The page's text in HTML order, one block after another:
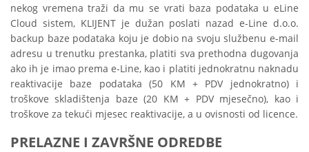
nekog vremena traži da mu se vrati baza podataka u eLine
Cloud sistem, KLIJENT je dužan poslati nazad e-Line d.o.o.
backup baze podataka koju je dobio na svoju službenu e-mail
adresu u trenutku prestanka, platiti sva prethodna dugovanja
ako ih je imao prema e-Line, kao i platiti jednokratnu naknadu
reaktivacije baze podataka (50 KM + PDV jednokratno) i
troškove skladištenja baze (20 KM + PDV mjesečno), kao i
troškove za tekući mjesec reaktivacije, a u ovisnosti od licence.
PRELAZNE I ZAVRŠNE ODREDBE